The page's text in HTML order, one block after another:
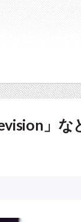
」な